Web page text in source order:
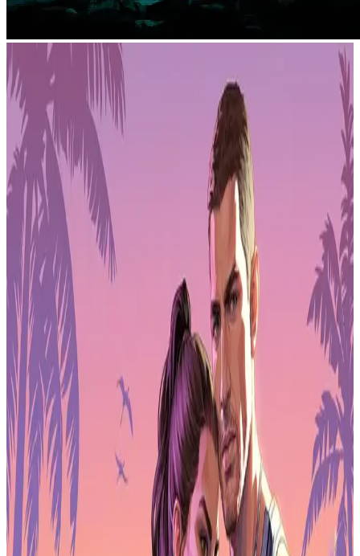
Se reporta que tres videojuegos llegarán a PlayStation Plus Extra y
Premium el 21 de abril, según una filtración de una publicación de
seguimiento de ofertas con un sólido historial de predicciones
precisas sobre los catálogos de PS Plus.
Horizon Zero Dawn Remastered
The Crew Motorfest
Football Manager 26 Console
llegarán al servicio el próximo
martes. Sony aún no ha hecho un anuncio oficial, pero el historial de
la fuente hace que esta filtración sea creíble.
PLAYSTATION STORE
Obtén 1 mes de suscripción a GTA+ con tu reserva.
Reserva GTA 6 ahora
Reserva GTA 6 ahora
El regreso de Aloy a PS Plus
Que Horizon Zero Dawn Remastered regrese a PS Plus es algo
realmente notable. El Horizon Zero Dawn original fue retirado del
servicio en 2024, lo que hizo que su ausencia del catálogo fuera un
punto sensible para los suscriptores que se lo perdieron la primera
vez. La versión remasterizada pone al RPG de mundo abierto de
2017 a la altura de los estándares de la generación actual, por lo que
cualquiera que no haya tenido la oportunidad de explorar la
naturaleza llena de máquinas de Guerrilla Games ahora tiene una
oportunidad ideal.
Se reporta que la franquicia Horizon ha superado los 40 millones de
ventas en todas sus entregas, por lo que no faltan personas que ya
saben lo que van a encontrar. Para todos los demás, este es un punto
de entrada realmente bueno a una de las series más grandes de Sony.